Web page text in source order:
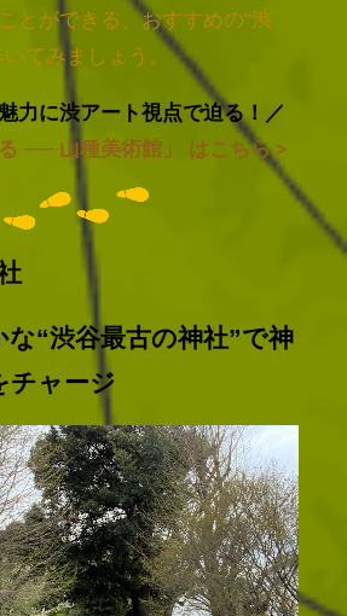
とができる、おすすめの“渋
いてみましょう。
力に渋アート視点で迫る！／
── 山種美術館」 はこちら＞
“渋谷最古の神社”で神
チャージ